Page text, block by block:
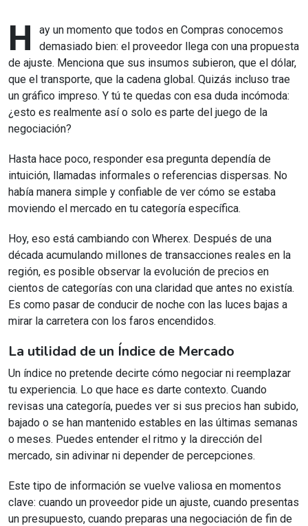
H
ay un momento que todos en Compras conocemos
demasiado bien: el proveedor llega con una propuesta
de ajuste. Menciona que sus insumos subieron, que el dólar,
que el transporte, que la cadena global. Quizás incluso trae
un gráfico impreso. Y tú te quedas con esa duda incómoda:
¿esto es realmente así o solo es parte del juego de la
negociación?
Hasta hace poco, responder esa pregunta dependía de
intuición, llamadas informales o referencias dispersas. No
había manera simple y confiable de ver cómo se estaba
moviendo el mercado en tu categoría específica.
Hoy, eso está cambiando con Wherex. Después de una
década acumulando millones de transacciones reales en la
región, es posible observar la evolución de precios en
cientos de categorías con una claridad que antes no existía.
Es como pasar de conducir de noche con las luces bajas a
mirar la carretera con los faros encendidos.
La utilidad de un Índice de Mercado
Un índice no pretende decirte cómo negociar ni reemplazar
tu experiencia. Lo que hace es darte contexto. Cuando
revisas una categoría, puedes ver si sus precios han subido,
bajado o se han mantenido estables en las últimas semanas
o meses. Puedes entender el ritmo y la dirección del
mercado, sin adivinar ni depender de percepciones.
Este tipo de información se vuelve valiosa en momentos
clave: cuando un proveedor pide un ajuste, cuando presentas
un presupuesto, cuando preparas una negociación de fin de